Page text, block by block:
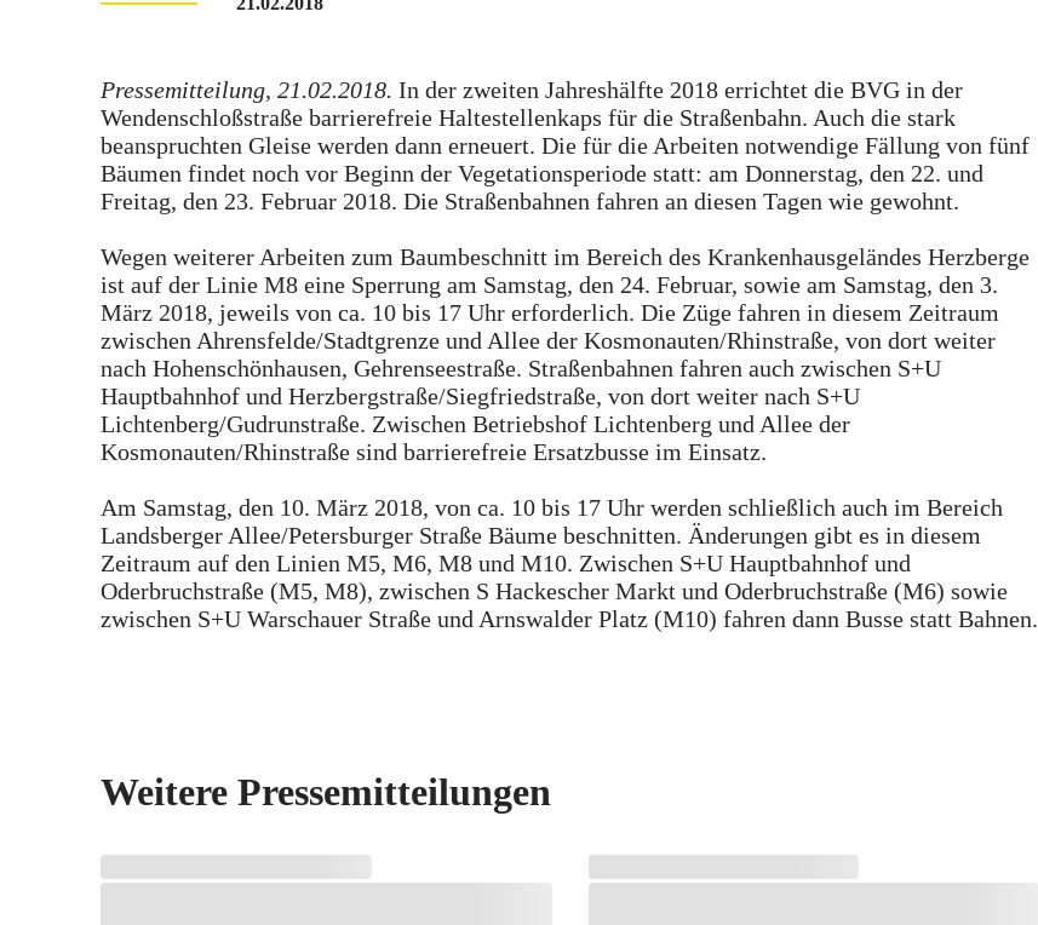
Pressemitteilung, 21.02.2018. In der zweiten Jahreshälfte 2018 errichtet die BVG in der
Wendenschloßstraße barrierefreie Haltestellenkaps für die Straßenbahn. Auch die stark
beanspruchten Gleise werden dann erneuert. Die für die Arbeiten notwendige Fällung von fünf
Bäumen findet noch vor Beginn der Vegetationsperiode statt: am Donnerstag, den 22. und
Freitag, den 23. Februar 2018. Die Straßenbahnen fahren an diesen Tagen wie gewohnt.
Wegen weiterer Arbeiten zum Baumbeschnitt im Bereich des Krankenhausgeländes Herzberge
ist auf der Linie M8 eine Sperrung am Samstag, den 24. Februar, sowie am Samstag, den 3.
März 2018, jeweils von ca. 10 bis 17 Uhr erforderlich. Die Züge fahren in diesem Zeitraum
zwischen Ahrensfelde/Stadtgrenze und Allee der Kosmonauten/Rhinstraße, von dort weiter
nach Hohenschönhausen, Gehrenseestraße. Straßenbahnen fahren auch zwischen S+U
Hauptbahnhof und Herzbergstraße/Siegfriedstraße, von dort weiter nach S+U
Lichtenberg/Gudrunstraße. Zwischen Betriebshof Lichtenberg und Allee der
Kosmonauten/Rhinstraße sind barrierefreie Ersatzbusse im Einsatz.
Am Samstag, den 10. März 2018, von ca. 10 bis 17 Uhr werden schließlich auch im Bereich
Landsberger Allee/Petersburger Straße Bäume beschnitten. Änderungen gibt es in diesem
Zeitraum auf den Linien M5, M6, M8 und M10. Zwischen S+U Hauptbahnhof und
Oderbruchstraße (M5, M8), zwischen S Hackescher Markt und Oderbruchstraße (M6) sowie
zwischen S+U Warschauer Straße und Arnswalder Platz (M10) fahren dann Busse statt Bahnen.
Weitere Pressemitteilungen